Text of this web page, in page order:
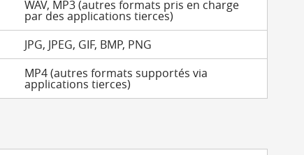
WAV, MP3 (autres formats pris en charge
par des applications tierces)
JPG, JPEG, GIF, BMP, PNG
MP4 (autres formats supportés via
applications tierces)